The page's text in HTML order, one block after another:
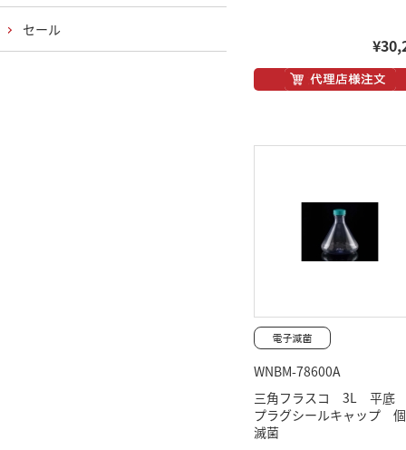
WNBM-78600A
三角フラスコ 3L 平底
プラグシールキャップ
滅菌
セール